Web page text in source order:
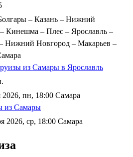
– Казань – Нижний
Кинешма – Плес – Ярославль –
Нижний Новгород – Макарьев –
из Самары в Ярославль
2026, пн, 18:00 Самара
из Самары
2026, ср, 18:00 Самара